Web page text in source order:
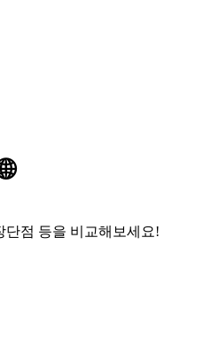
단점 등을 비교해보세요!